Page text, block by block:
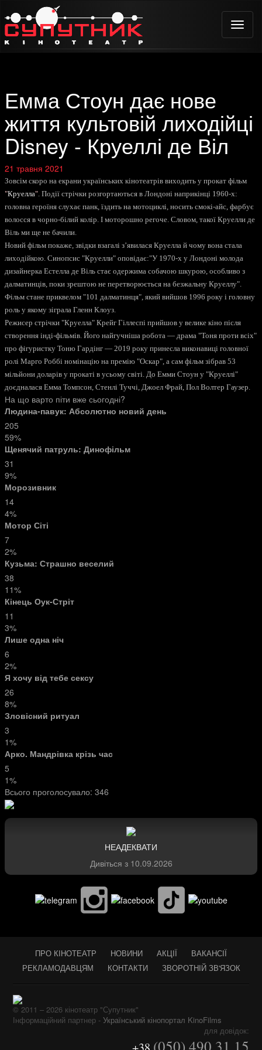
Toggle
Емма Стоун дає нове
життя культовій лиходійці
Disney - Круеллі де Віл
21 травня 2021
Зовсім скоро на екрани українських кінотеатрів виходить у прокат фільм
"Круелла". Події стрічки розгортаються в Лондоні наприкінці 1960-х:
головна героїня слухає панк, їздить на мотоциклі, носить смокі-айс, фарбує
волосся в чорно-білий колір. І моторошно регоче. Словом, такої Круелли де
Віль ми ще не бачили.
Новий фільм покаже, звідки взагалі з’явилася Круелла й чому вона стала
лиходійкою. Синопсис "Круелли" оповідає:"У 1970-х у Лондоні молода
дизайнерка Естелла де Віль стає одержима собачою шкурою, особливо з
далматинців, поки зрештою не перетворюється на безжальну Круеллу".
Фільм стане приквелом "101 далматинця", який вийшов 1996 року і головну
роль у якому зіграла Гленн Клоуз.
Режисер стрічки "Круелла" Крейг Гіллеспі прийшов у велике кіно після
створення інді-фільмів. Його найгучніша робота — драма "Тоня проти всіх"
про фігуристку Тоню Гардінг — 2019 року принесла виконавиці головної
ролі Марго Роббі номінацію на премію "Оскар", а сам фільм зібрав 53
мільйони доларів у прокаті в усьому світі. До Емми Стоун у "Круеллі"
доєдналася Емма Томпсон, Стенлі Туччі, Джоел Фрай, Пол Волтер Гаузер.
На що варто піти вже сьогодні?
Людина-павук: Абсолютно новий день
205
59%
Щенячий патруль: Динофільм
31
9%
Морозивник
14
4%
Мотор Сіті
7
2%
Кузьма: Страшно веселий
38
11%
Кінець Оук-Стріт
11
3%
Лише одна ніч
6
2%
Я хочу від тебе сексу
26
8%
Зловісний ритуал
3
1%
Арко. Мандрівка крізь час
5
1%
Всього проголосувало: 346
НЕАДЕКВАТИ
Дивіться з 10.09.2026
ПРО КІНОТЕАТР НОВИНИ АКЦІЇ
ВАКАНСІЇ
РЕКЛАМОДАВЦЯМ
КОНТАКТИ ЗВОРОТНІЙ ЗВ'ЯЗОК
© 2011 – 2026 кінотеатр "Супутник"
Інформаційний партнер - Український кінопортал KinoFilms
для довідок: